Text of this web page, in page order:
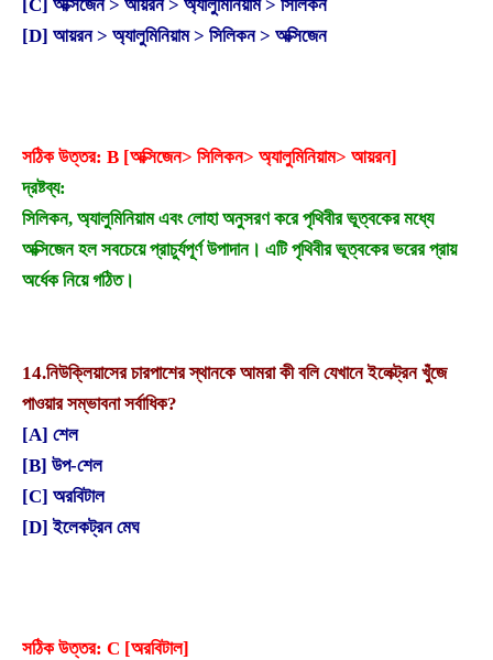
[C] অক্সিজেন > আয়রন > অ্যালুমিনিয়াম > সিলিকন
[D] আয়রন > অ্যালুমিনিয়াম > সিলিকন > অক্সিজেন
সঠিক উত্তর: B [অক্সিজেন> সিলিকন> অ্যালুমিনিয়াম> আয়রন]
দ্রষ্টব্য:
সিলিকন, অ্যালুমিনিয়াম এবং লোহা অনুসরণ করে পৃথিবীর ভূত্বকের মধ্যে
অক্সিজেন হল সবচেয়ে প্রাচুর্যপূর্ণ উপাদান। এটি পৃথিবীর ভূত্বকের ভরের প্রায়
অর্ধেক নিয়ে গঠিত।
14.নিউক্লিয়াসের চারপাশের স্থানকে আমরা কী বলি যেখানে ইলেক্ট্রন খুঁজে
পাওয়ার সম্ভাবনা সর্বাধিক?
[A] শেল
[B] উপ-শেল
[C] অরবিটাল
[D] ইলেকট্রন মেঘ
সঠিক উত্তর: C [অরবিটাল]